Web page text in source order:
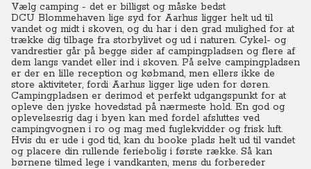
Vælg camping - det er billigst og måske bedst
DCU Blommehaven lige syd for Aarhus ligger helt ud til
vandet og midt i skoven, og du har i den grad mulighed for at
trække dig tilbage fra storbylivet og ud i naturen. Cykel- og
vandrestier går på begge sider af campingpladsen og flere af
dem langs vandet eller ind i skoven. På selve campingpladsen
er der en lille reception og købmand, men ellers ikke de
store aktiviteter, fordi Aarhus ligger lige uden for døren.
Campingpladsen er derimod et perfekt udgangspunkt for at
opleve den jyske hovedstad på nærmeste hold. En god og
oplevelsesrig dag i byen kan med fordel afsluttes ved
campingvognen i ro og mag med fuglekvidder og frisk luft.
Hvis du er ude i god tid, kan du booke plads helt ud til vandet
og placere din rullende feriebolig i første række. Så kan
børnene tilmed lege i vandkanten, mens du forbereder